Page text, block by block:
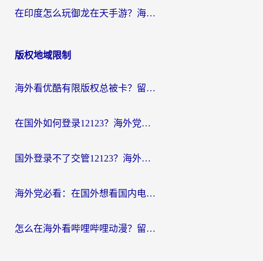
在印度怎么玩御龙在天手游？海外党畅玩国服的终极生存指南
版权地域限制
海外看优酷有限版权总被卡？留学生亲测有效的回国加速器选择指南
在国外如何登录12123？海外党必备的回国加速实用指南
国外登录不了交管12123？海外华人亲测有效的回国加速器选择指南
海外党必看：在国外想看国内电视剧用什么软件？3步解决地域限制
怎么在海外看哔哩哔哩动漫？留学生亲测有效的回国加速方案